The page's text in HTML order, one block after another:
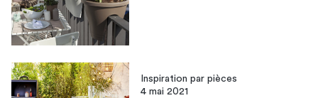
Inspiration par pièces
4 mai 2021